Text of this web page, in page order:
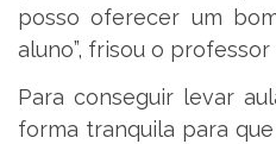
posso oferecer um
aluno”, frisou o professor
Para conseguir levar
forma tranquila para